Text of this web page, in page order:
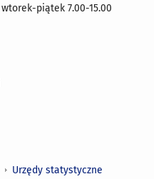
wtorek-piątek 7.00-15.00
Urzędy statystyczne